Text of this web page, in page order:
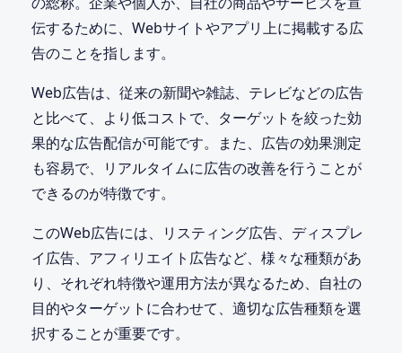
伝するために、Webサイトやアプリ上に掲載する広
告のことを指します。
Web広告は、従来の新聞や雑誌、テレビなどの広告
と比べて、より低コストで、ターゲットを絞った効
果的な広告配信が可能です。また、広告の効果測定
も容易で、リアルタイムに広告の改善を行うことが
できるのが特徴です。
このWeb広告には、リスティング広告、ディスプレ
イ広告、アフィリエイト広告など、様々な種類があ
り、それぞれ特徴や運用方法が異なるため、自社の
目的やターゲットに合わせて、適切な広告種類を選
択することが重要です。